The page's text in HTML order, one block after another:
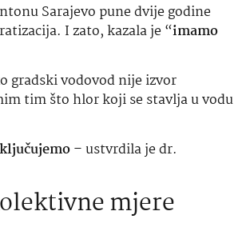
Sarajevo pune dvije godine
I zato, kazala je “imamo
gradski vodovod nije izvor
tim što hlor koji se stavlja u vodu
– ustvrdila je dr.
mjere